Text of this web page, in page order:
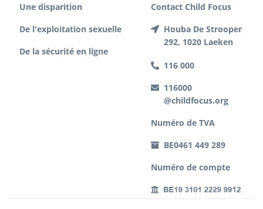
Une disparition
De l'exploitation sexuelle
De la sécurité en ligne
Contact Child Focus
Houba De Strooper
292, 1020 Laeken
116 000
116000
@childfocus.org
Numéro de TVA
BE0461 449 289
Numéro de compte